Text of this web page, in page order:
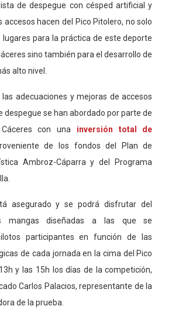
de despegue con césped artificial y
accesos hacen del Pico Pitolero, no solo
lugares para la práctica de este deporte
sino también para el desarrollo de
alto nivel.
adecuaciones y mejoras de accesos
despegue se han abordado por parte de
con una inversión total de
de los fondos del Plan de
Ambroz-Cáparra y del Programa
asegurado y se podrá disfrutar del
mangas diseñadas a las que se
participantes en función de las
de cada jornada en la cima del Pico
y las 15h los días de la competición,
Carlos Palacios, representante de la
de la prueba.